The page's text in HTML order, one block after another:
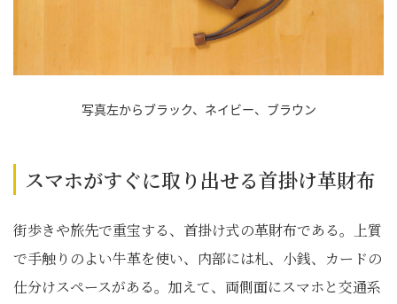
写真左からブラック、ネイビー、ブラウン
スマホがすぐに取り出せる首掛け革財布
街歩きや旅先で重宝する、首掛け式の革財布である。上質
で手触りのよい牛革を使い、内部には札、小銭、カードの
仕分けスペースがある。加えて、両側面にスマホと交通系